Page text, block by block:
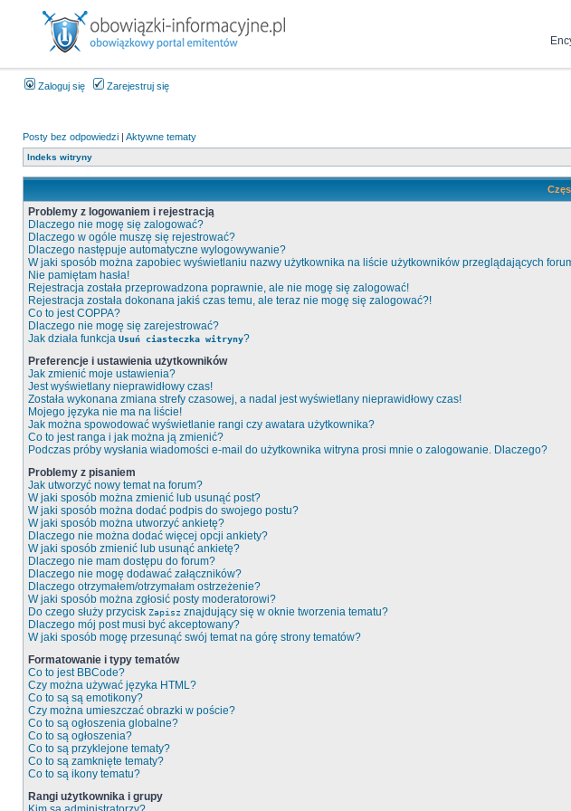
Zaloguj się Zarejestruj się
Posty bez odpowiedzi | Aktywne tematy
Indeks witryny
Problemy z logowaniem i rejestracją
Dlaczego nie mogę się zalogować?
Dlaczego w ogóle muszę się rejestrować?
Dlaczego następuje automatyczne wylogowywanie?
W jaki sposób można zapobiec wyświetlaniu nazwy użytkownika na liście użytkowników przeglądających
Nie pamiętam hasła!
Rejestracja została przeprowadzona poprawnie, ale nie mogę się zalogować!
Rejestracja została dokonana jakiś czas temu, ale teraz nie mogę się zalogować?!
Co to jest COPPA?
Dlaczego nie mogę się zarejestrować?
Jak działa funkcja Usuń ciasteczka witryny?
Preferencje i ustawienia użytkowników
Jak zmienić moje ustawienia?
Jest wyświetlany nieprawidłowy czas!
Została wykonana zmiana strefy czasowej, a nadal jest wyświetlany nieprawidłowy czas!
Mojego języka nie ma na liście!
Jak można spowodować wyświetlanie rangi czy awatara użytkownika?
Co to jest ranga i jak można ją zmienić?
Podczas próby wysłania wiadomości e-mail do użytkownika witryna prosi mnie o zalogowanie. Dlaczego?
Problemy z pisaniem
Jak utworzyć nowy temat na forum?
W jaki sposób można zmienić lub usunąć post?
W jaki sposób można dodać podpis do swojego postu?
W jaki sposób można utworzyć ankietę?
Dlaczego nie można dodać więcej opcji ankiety?
W jaki sposób zmienić lub usunąć ankietę?
Dlaczego nie mam dostępu do forum?
Dlaczego nie mogę dodawać załączników?
Dlaczego otrzymałem/otrzymałam ostrzeżenie?
W jaki sposób można zgłosić posty moderatorowi?
Do czego służy przycisk Zapisz znajdujący się w oknie tworzenia tematu?
Dlaczego mój post musi być akceptowany?
W jaki sposób mogę przesunąć swój temat na górę strony tematów?
Formatowanie i typy tematów
Co to jest BBCode?
Czy można używać języka HTML?
Co to są są emotikony?
Czy można umieszczać obrazki w poście?
Co to są ogłoszenia globalne?
Co to są ogłoszenia?
Co to są przyklejone tematy?
Co to są zamknięte tematy?
Co to są ikony tematu?
Rangi użytkownika i grupy